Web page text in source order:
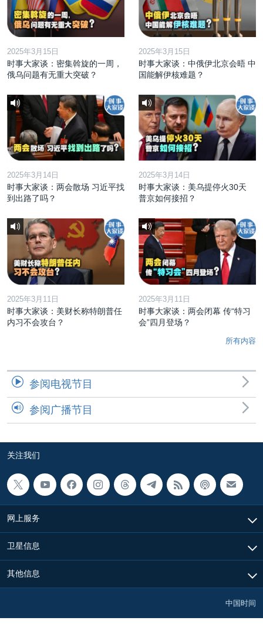
2025年3月15日
时事大家谈：密集斡旋的一周，
俄乌问题有无重大突破？
2025年3月15日
时事大家谈：中俄伊北京会晤 中
国能解伊核难题？
2025年3月14日
时事大家谈：两会散场 习近平找
到出路了吗？
2025年3月14日
时事大家谈：美乌提停火30天
普京如何接招？
2025年3月11日
时事大家谈：美财长称特朗普任
内习不会攻台？
2025年3月11日
时事大家谈：两会闭幕 传“特习
会”四月登场？
所有内容
参阅电视节目
参阅广播节目
关注我们
网上服务
卫星信息
其他信息
中国时间